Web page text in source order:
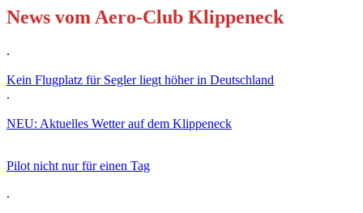
News vom Aero-Club Klippeneck
.
Kein Flugplatz für Segler liegt höher in Deutschland
.
NEU: Aktuelles Wetter auf dem Klippeneck
Pilot nicht nur für einen Tag
.